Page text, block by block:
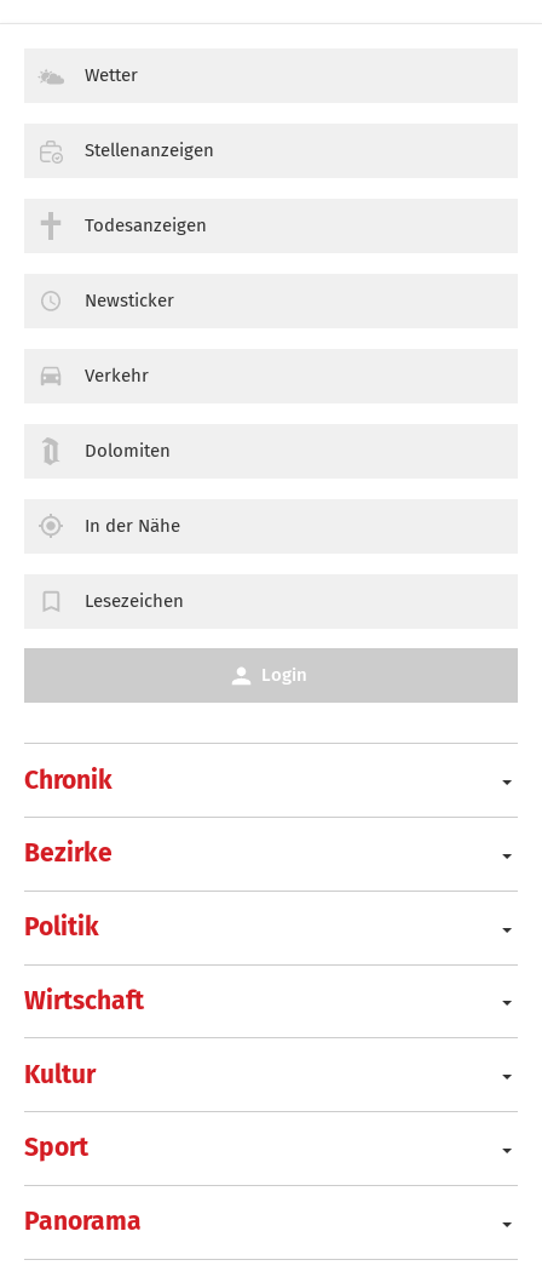
Chronik
Bezirke
Politik
Wirtschaft
Kultur
Sport
Panorama
Wetter
Stellenanzeigen
Todesanzeigen
Newsticker
Verkehr
Dolomiten
In der Nähe
Lesezeichen
Login